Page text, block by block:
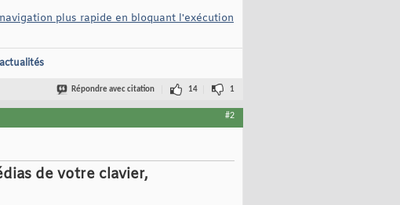
plus rapide en bloquant l'exécution
Répondre avec citation 14 1
#2
de votre clavier,